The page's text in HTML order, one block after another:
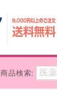
商品検索: